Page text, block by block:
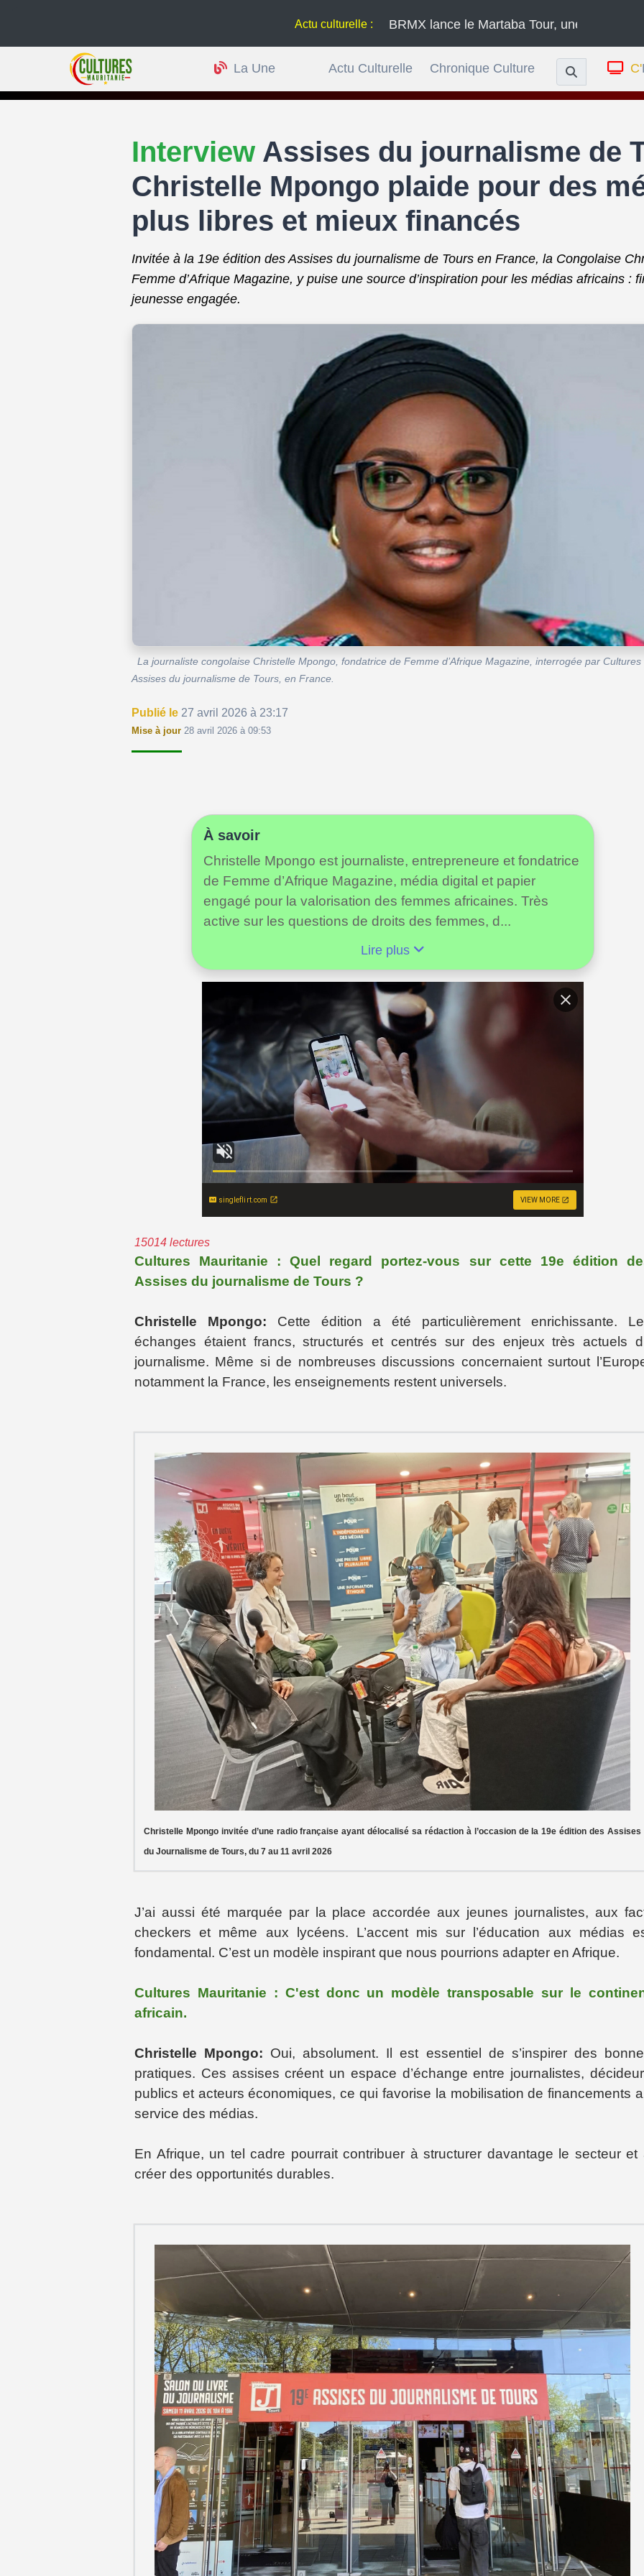
Actu culturelle : BRMX lance le Martaba Tour, une série de concerts à
La Une Actu Culturelle Chronique Culture C'
Interview Assises du journalisme de
Christelle Mpongo plaide pour des
plus libres et mieux financés
Invitée à la 19e édition des Assises du journalisme de Tours en France, la Congolaise
Femme d’Afrique Magazine, y puise une source d’inspiration pour les médias africains :
jeunesse engagée.
La journaliste congolaise Christelle Mpongo, fondatrice de Femme d’Afrique Magazine, interrogée par
Assises du journalisme de Tours, en France.
Publié le 27 avril 2026 à 23:17
Mise à jour 28 avril 2026 à 09:53
À savoir
Christelle Mpongo est journaliste, entrepreneure et fondatrice
de Femme d’Afrique Magazine, média digital et papier
engagé pour la valorisation des femmes africaines. Très
active sur les questions de droits des femmes, d...
Lire plus
singleflirt.com VIEW MORE
15014 lectures
Cultures Mauritanie : Quel regard portez-vous sur cette 19e édition
Assises du journalisme de Tours ?
Christelle Mpongo: Cette édition a été particulièrement enrichissante.
échanges étaient francs, structurés et centrés sur des enjeux très actuels
journalisme. Même si de nombreuses discussions concernaient surtout
notamment la France, les enseignements restent universels.
Christelle Mpongo invitée d’une radio française ayant délocalisé sa rédaction à l’occasion de la 19e édition des Assises
du Journalisme de Tours, du 7 au 11 avril 2026
J’ai aussi été marquée par la place accordée aux jeunes journalistes, aux
checkers et même aux lycéens. L’accent mis sur l’éducation aux médias
fondamental. C’est un modèle inspirant que nous pourrions adapter en Afrique.
Cultures Mauritanie : C'est donc un modèle transposable sur le
africain.
Christelle Mpongo: Oui, absolument. Il est essentiel de s’inspirer des
pratiques. Ces assises créent un espace d’échange entre journalistes,
publics et acteurs économiques, ce qui favorise la mobilisation de financements
service des médias.
En Afrique, un tel cadre pourrait contribuer à structurer davantage le secteur et
créer des opportunités durables.